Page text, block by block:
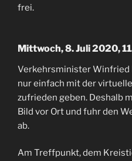
frei.
Mittwoch, 8. Juli 2020,
Verkehrsminister Winfried
nur einfach mit der
zufrieden geben. Deshalb
Bild vor Ort und fuhr den
ab.
Am Treffpunkt, dem